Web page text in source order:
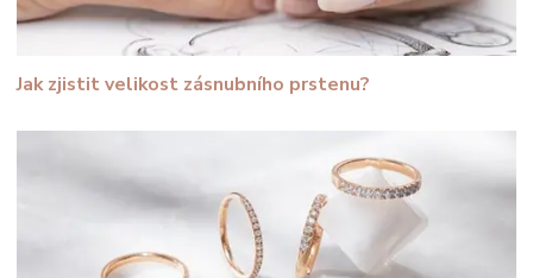
Jak zjistit velikost zásnubního prstenu?